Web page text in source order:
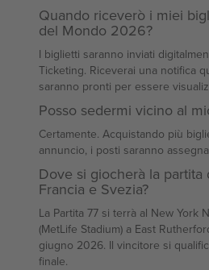
Quando riceverò i miei
del Mondo 2026?
I biglietti saranno inviati
Ticketing. Riceverai una notifica
saranno pronti per essere
Posso sedermi vicino al
Certamente. Acquistando più
annuncio, i posti saranno
Dove si giocherà la partita
Francia e Svezia?
La Partita 77 si terrà al New York
(MetLife Stadium) a East
giugno 2026. Il vincitore si
finale.